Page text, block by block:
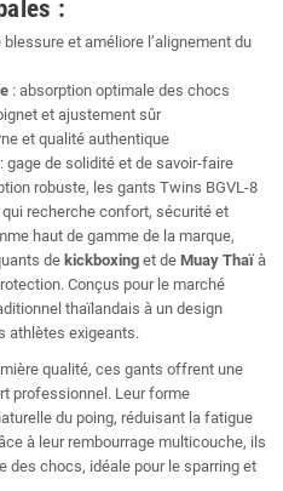
:
et améliore l’alignement du
: absorption optimale des chocs
et ajustement sûr
et qualité authentique
: gage de solidité et de savoir-faire
robuste, les gants Twins BGVL-8
recherche confort, sécurité et
haut de gamme de la marque,
de kickboxing et de Muay Thaï à
Conçus pour le marché
thaïlandais à un design
athlètes exigeants.
qualité, ces gants offrent une
professionnel. Leur forme
du poing, réduisant la fatigue
à leur rembourrage multicouche, ils
des chocs, idéale pour le sparring et